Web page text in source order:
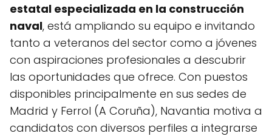
estatal especializada en la construcción
naval, está ampliando su equipo e invitando
tanto a veteranos del sector como a jóvenes
con aspiraciones profesionales a descubrir
las oportunidades que ofrece. Con puestos
disponibles principalmente en sus sedes de
Madrid y Ferrol (A Coruña), Navantia motiva a
candidatos con diversos perfiles a integrarse